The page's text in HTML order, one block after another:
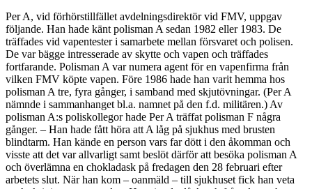
Per A, vid förhörstillfället avdelningsdirektör vid FMV, uppgav
följande. Han hade känt polisman A sedan 1982 eller 1983. De
träffades vid vapentester i samarbete mellan försvaret och polisen.
De var bägge intresserade av skytte och vapen och träffades
fortfarande. Polisman A var numera agent för en vapenfirma från
vilken FMV köpte vapen. Före 1986 hade han varit hemma hos
polisman A tre, fyra gånger, i samband med skjutövningar. (Per A
nämnde i sammanhanget bl.a. namnet på den f.d. militären.) Av
polisman A:s poliskollegor hade Per A träffat polisman F några
gånger. – Han hade fått höra att A låg på sjukhus med brusten
blindtarm. Han kände en person vars far dött i den åkomman och
visste att det var allvarligt samt beslöt därför att besöka polisman A
och överlämna en chokladask på fredagen den 28 februari efter
arbetets slut. När han kom – oanmäld – till sjukhuset fick han veta